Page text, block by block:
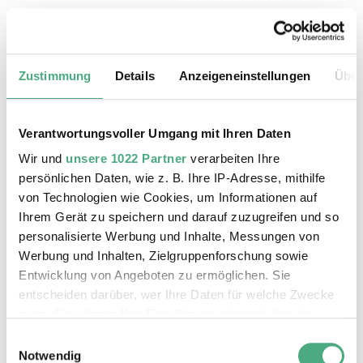
Zustimmung Details Anzeigeneinstellungen
Verantwortungsvoller Umgang mit Ihren Daten
Wir und unsere 1022 Partner verarbeiten Ihre
persönlichen Daten, wie z. B. Ihre IP-Adresse, mithilfe
von Technologien wie Cookies, um Informationen auf
Ihrem Gerät zu speichern und darauf zuzugreifen und so
personalisierte Werbung und Inhalte, Messungen von
Werbung und Inhalten, Zielgruppenforschung sowie
Entwicklung von Angeboten zu ermöglichen. Sie
entscheiden darüber, wer Ihre Daten für welche Zwecke
Trigger Symbol ändern oder widerrufen
Notwendig
ÖFFENTLICHE FÜHRUNG
Der Erzschrägaufzug der Völklinger Hütte mit
Copyright: Weltkulturerbe Völklinger Hütte | Karl
©
Das Weltkulturerbe Völklinger Hütte